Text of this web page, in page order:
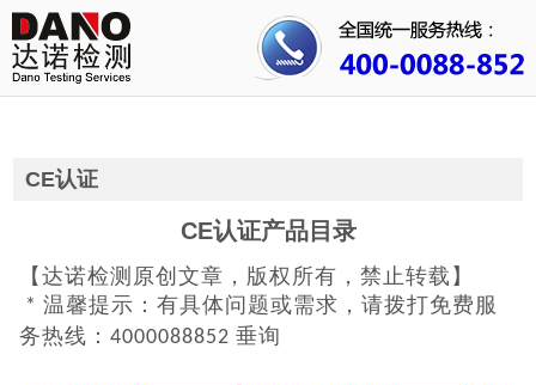
首页
关于我们
成功案例
人才招聘
CE认证
CE认证产品目录
【达诺检测原创文章，版权所有，禁止转载】
* 温馨提示：有具体问题或需求，请拨打免费服
务热线：4000088852 垂询